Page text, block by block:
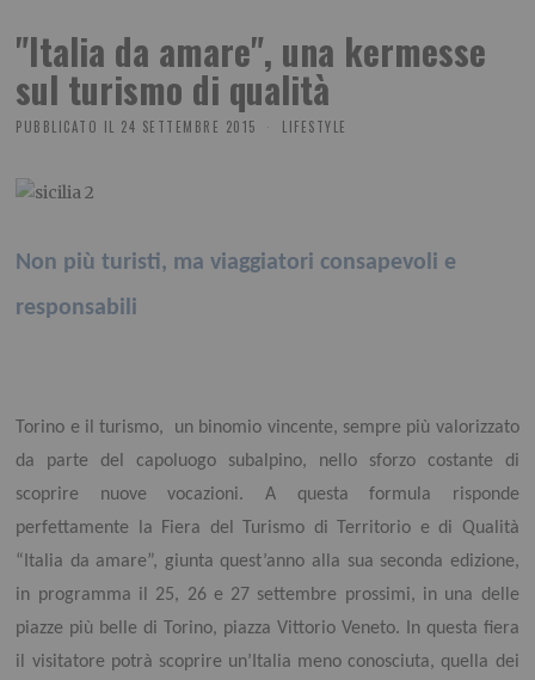
"Italia da amare", una kermesse
sul turismo di qualità
PUBBLICATO IL 24 SETTEMBRE 2015 LIFESTYLE
Non più turisti, ma viaggiatori consapevoli e
responsabili
Torino e il turismo, un binomio vincente, sempre più valorizzato
da parte del capoluogo subalpino, nello sforzo costante di
scoprire nuove vocazioni. A questa formula risponde
perfettamente la Fiera del Turismo di Territorio e di Qualità
“Italia da amare”, giunta quest’anno alla sua seconda edizione,
in programma il 25, 26 e 27 settembre prossimi, in una delle
piazze più belle di Torino, piazza Vittorio Veneto. In questa fiera
il visitatore potrà scoprire un’Italia meno conosciuta, quella dei